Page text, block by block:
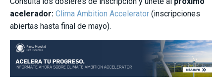
acelerador: Clima Ambition Accelerator (inscripciones
abiertas hasta final de mayo).